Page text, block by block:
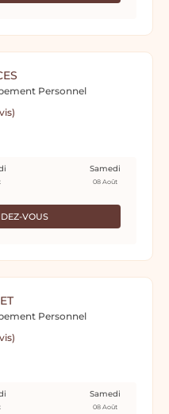
Personnel
VOUS
Samedi
08 Août
Personnel
Samedi
08 Août